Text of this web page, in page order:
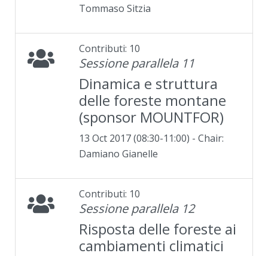
Tommaso Sitzia
Contributi: 10
Sessione parallela 11
Dinamica e struttura
delle foreste montane
(sponsor MOUNTFOR)
13 Oct 2017 (08:30-11:00) - Chair:
Damiano Gianelle
Contributi: 10
Sessione parallela 12
Risposta delle foreste ai
cambiamenti climatici